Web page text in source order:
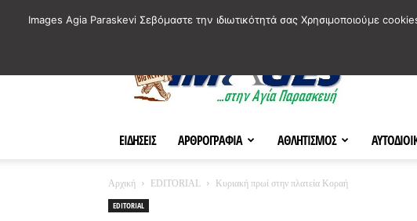
ΕΙΔΗΣΕΙΣ ΑΡΘΡΟΓΡΑΦΙΑ ΑΘΛΗΤΙΣΜΟΣ
Αρχική EDITORIAL
Κυριακή πρωί στην πλατεία Κοραή
EDITORIAL
Images Agia Paraskevi Σεβόμαστε την ιδιωτικότητά σας Χρησιμοποιούμε